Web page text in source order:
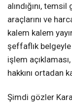
alındığını,
araçlarını ve
kalem kalem
şeffaflık
işlem
hakkını ortadan
Şimdi gözler